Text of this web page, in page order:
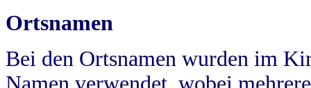
Ortsnamen
Bei den Ortsnamen wurden im